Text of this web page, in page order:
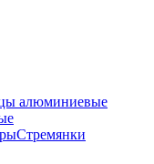
алюминиевые
Стремянки